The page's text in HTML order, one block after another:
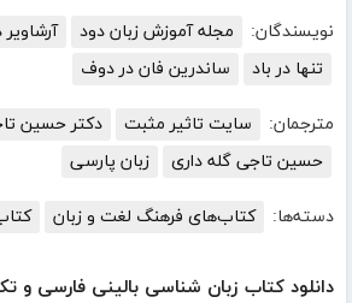
نویسندگان: مجله آموزش زبان دود
تنها در باد
ساندرین فان در دوف
مترجمان: سایت تاثیر مثبت
دکتر حسین
حسین تاجی گله داری
زبان پارسی
دسته‌ها: کتاب‌های فرهنگ لغت و زبان
دانلود کتاب زبان شناسی بالینی فارسی و